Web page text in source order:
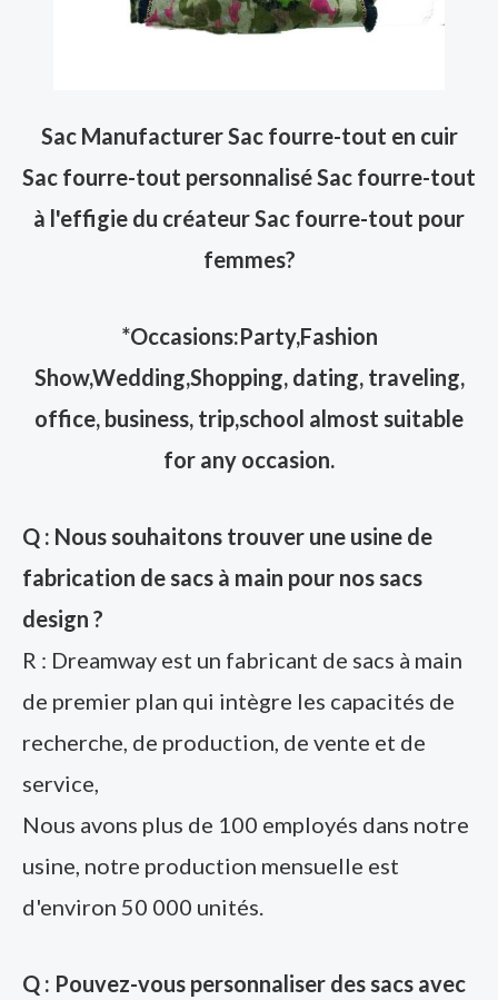
Sac Manufacturer Sac fourre-tout en cuir
Sac fourre-tout personnalisé Sac fourre-tout
à l'effigie du créateur Sac fourre-tout pour
femmes?
*Occasions:Party,Fashion
Show,Wedding,Shopping, dating, traveling,
office, business, trip,school almost suitable
for any occasion.
Q : Nous souhaitons trouver une usine de
fabrication de sacs à main pour nos sacs
design ?
R : Dreamway est un fabricant de sacs à main
de premier plan qui intègre les capacités de
recherche, de production, de vente et de
service,
Nous avons plus de 100 employés dans notre
usine, notre production mensuelle est
d'environ 50 000 unités.
Q : Pouvez-vous personnaliser des sacs avec